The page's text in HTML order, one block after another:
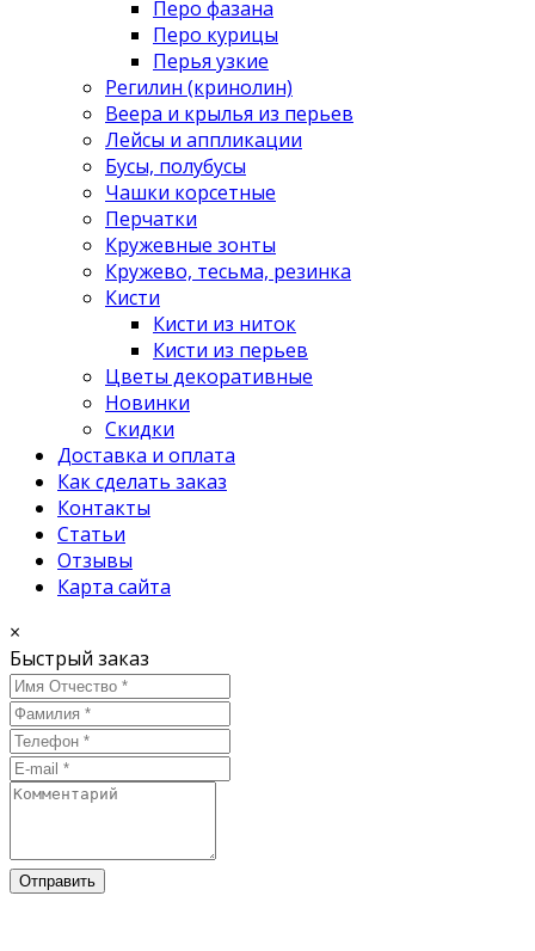
Перо фазана
Перо курицы
Перья узкие
Регилин (кринолин)
Веера и крылья из перьев
Лейсы и аппликации
Бусы, полубусы
Чашки корсетные
Перчатки
Кружевные зонты
Кружево, тесьма, резинка
Кисти
Кисти из ниток
Кисти из перьев
Цветы декоративные
Новинки
Скидки
Доставка и оплата
Как сделать заказ
Контакты
Статьи
Отзывы
Карта сайта
×
Быстрый заказ
Отправить